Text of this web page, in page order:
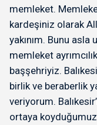
memleket.
kardeşiniz olarak
yakınım. Bunu
memleket
başşehriyiz.
birlik ve beraberlik
veriyorum.
ortaya